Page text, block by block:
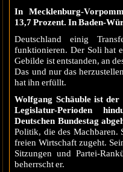
In Mecklenburg-
13,7 Prozent. In Baden-
Deutschland einig
funktionieren. Der Soli hat
Gebilde ist entstanden, an
Das und nur das
hat ihn erfüllt.
Wolfgang Schäuble ist
Legislatur-Perioden
Deutschen Bundestag
Politik, die des Machbaren.
freien Wirtschaft zugeht.
Sitzungen und Partei-
beherrscht er.